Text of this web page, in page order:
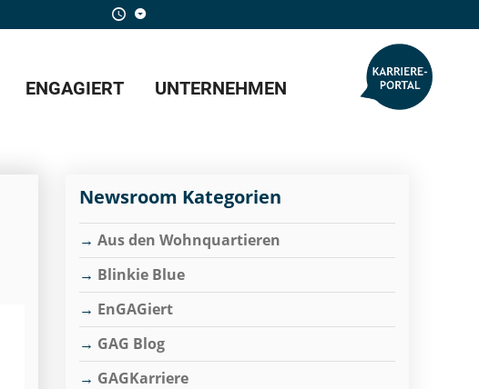
ENGAGIERT UNTERNEHMEN
Newsroom Kategorien
Aus den Wohnquartieren
Blinkie Blue
EnGAGiert
GAG Blog
GAGKarriere